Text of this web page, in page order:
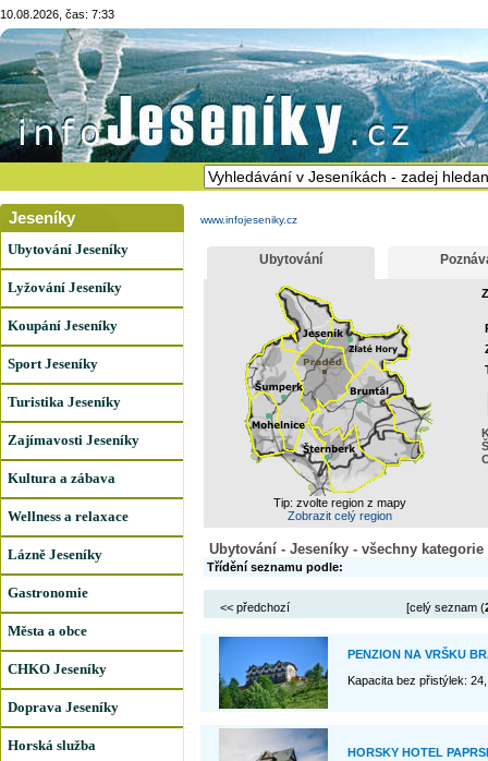
10.08.2026, čas: 7:33
Jeseníky
Ubytování Jeseníky
Lyžování Jeseníky
Koupání Jeseníky
Sport Jeseníky
Turistika Jeseníky
Zajímavosti Jeseníky
Kultura a zábava
Wellness a relaxace
Lázně Jeseníky
Gastronomie
Města a obce
CHKO Jeseníky
Doprava Jeseníky
Horská služba
www.infojeseniky.cz
Ubytování
Tip: zvolte region z mapy
Zobrazit celý region
Ubytování - Jeseníky - všechny kategorie
Třídění seznamu podle:
<< předchozí [celý seznam (
PENZION NA VRŠKU
Kapacita bez přistýlek:
HORSKY HOTEL